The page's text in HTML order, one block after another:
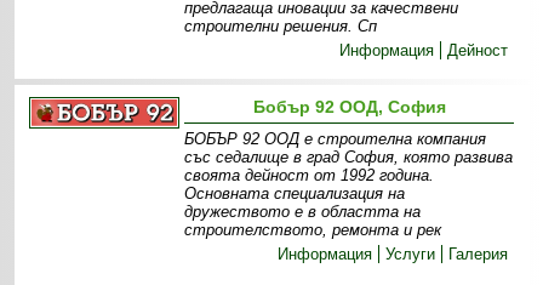
предлагаща иновации за качествени
строителни решения. Сп
Информация
Дейност
Бобър 92 ООД, София
БОБЪР 92 ООД е строителна компания
със седалище в град София, която развива
своята дейност от 1992 година.
Основната специализация на
дружеството е в областта на
строителството, ремонта и рек
Информация
Услуги Галерия